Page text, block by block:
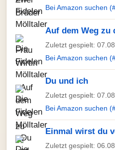
Bei Amazon suchen
Auf dem Weg zu
Zuletzt gespielt:
Bei Amazon suchen
Du und ich
Zuletzt gespielt:
Bei Amazon suchen
Einmal wirst du
Zuletzt gespielt: